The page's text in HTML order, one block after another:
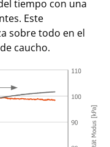
tiempo con una
Este
sobre todo en el
caucho.